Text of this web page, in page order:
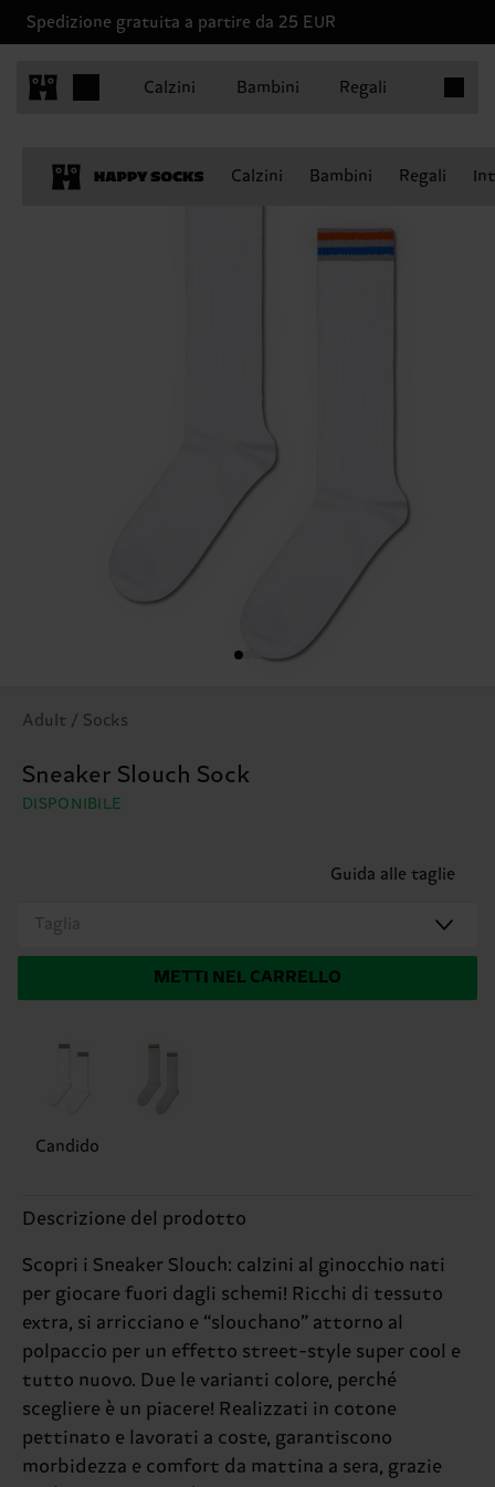
Spedizione gratuita a partire da 25 EUR
Calzini Bambini Regali
Calzini Bambini Regali
Adult / Socks
Sneaker Slouch Sock
DISPONIBILE
Guida alle taglie
Taglia
METTI NEL CARRELLO
Candido
Descrizione del prodotto
Scopri i Sneaker Slouch: calzini al ginocchio nati
per giocare fuori dagli schemi! Ricchi di tessuto
extra, si arricciano e “slouchano” attorno al
polpaccio per un effetto street-style super cool e
tutto nuovo. Due le varianti colore, perché
scegliere è un piacere! Realizzati in cotone
pettinato e lavorati a coste, garantiscono
morbidezza e comfort da mattina a sera, grazie